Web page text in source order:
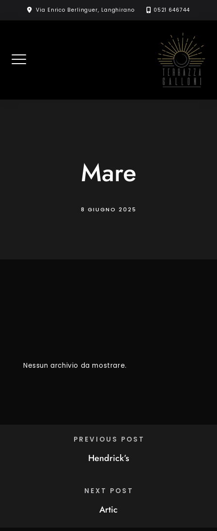
to
Via Enrico Berlinguer, Langhirano 0521 646744
Mare
8 GIUGNO 2025
Nessun archivio da mostrare.
PREVIOUS POST
Hendrick’s
NEXT POST
Artic